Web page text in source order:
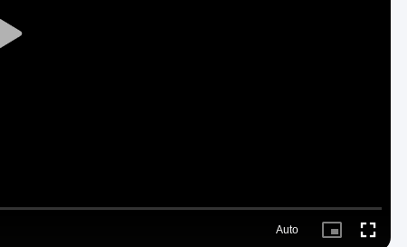
Play
Auto
Picture- Fullscreen